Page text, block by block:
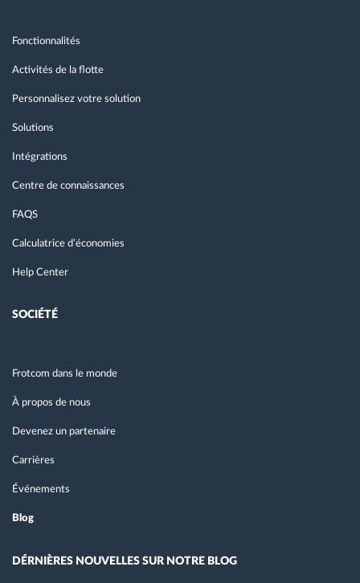
Fonctionnalités
Activités de la flotte
Personnalisez votre solution
Solutions
Intégrations
Centre de connaissances
FAQS
Calculatrice d’économies
Help Center
SOCIÉTÉ
Frotcom dans le monde
À propos de nous
Devenez un partenaire
Carrières
Événements
Blog
DÉRNIÈRES NOUVELLES SUR NOTRE BLOG